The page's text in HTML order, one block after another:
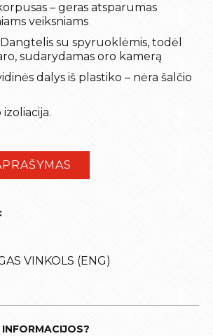
– geras atsparumas
veiksniams
su spyruoklėmis, todėl
sudarydamas oro kamerą
dalys iš plastiko – nėra šalčio
VINKOLS (ENG)